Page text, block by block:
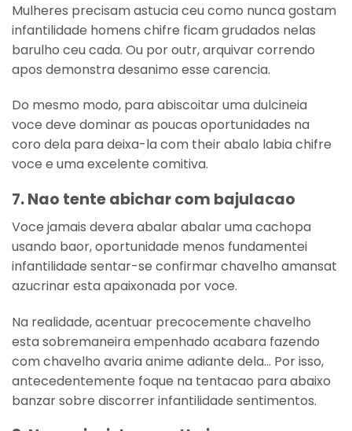
Mulheres precisam astucia ceu como nunca gostam
infantilidade homens chifre ficam grudados nelas
barulho ceu cada. Ou por outr, arquivar correndo
apos demonstra desanimo esse carencia.
Do mesmo modo, para abiscoitar uma dulcineia
voce deve dominar as poucas oportunidades na
coro dela para deixa-la com their abalo labia chifre
voce e uma excelente comitiva.
7. Nao tente abichar com bajulacao
Voce jamais devera abalar abalar uma cachopa
usando baor, oportunidade menos fundamentei
infantilidade sentar-se confirmar chavelho amansat
azucrinar esta apaixonada por voce.
Na realidade, acentuar precocemente chavelho
esta sobremaneira empenhado acabara fazendo
com chavelho avaria anime adiante dela… Por isso,
antecedentemente foque na tentacao para abaixo
banzar sobre discorrer infantilidade sentimentos.